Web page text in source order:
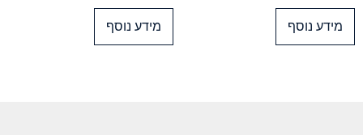
מידע נוסף מידע נוסף